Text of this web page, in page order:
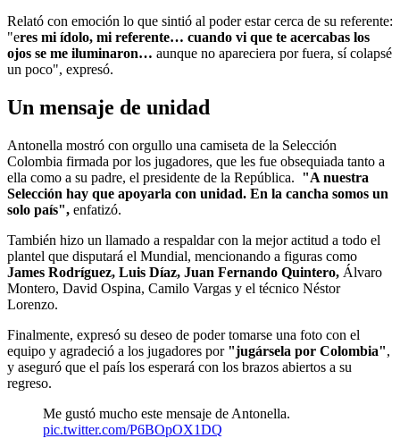
Relató con emoción lo que sintió al poder estar cerca de su referente:
"eres mi ídolo, mi referente… cuando vi que te acercabas los
ojos se me iluminaron… aunque no apareciera por fuera, sí colapsé
un poco", expresó.
Un mensaje de unidad
Antonella mostró con orgullo una camiseta de la Selección
Colombia firmada por los jugadores, que les fue obsequiada tanto a
ella como a su padre, el presidente de la República. "A nuestra
Selección hay que apoyarla con unidad. En la cancha somos un
solo país", enfatizó.
También hizo un llamado a respaldar con la mejor actitud a todo el
plantel que disputará el Mundial, mencionando a figuras como
James Rodríguez, Luis Díaz, Juan Fernando Quintero, Álvaro
Montero, David Ospina, Camilo Vargas y el técnico Néstor
Lorenzo.
Finalmente, expresó su deseo de poder tomarse una foto con el
equipo y agradeció a los jugadores por "jugársela por Colombia",
y aseguró que el país los esperará con los brazos abiertos a su
regreso.
Me gustó mucho este mensaje de Antonella.
pic.twitter.com/P6BOpOX1DQ